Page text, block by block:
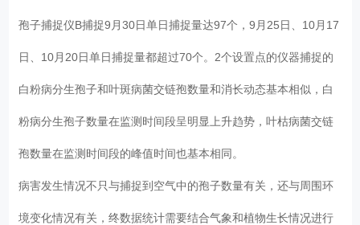
孢子捕捉仪B捕捉9月30日单日捕捉量达97个，9月25日、10月17
日、10月20日单日捕捉量都超过70个。2个设置点的仪器捕捉的
白粉病分生孢子和叶斑病菌交链孢数量和消长动态基本相似，白
粉病分生孢子数量在监测时间段呈明显上升趋势，叶枯病菌交链
孢数量在监测时间段的峰值时间也基本相同。
病害发生情况不只与捕捉到空气中的孢子数量有关，还与周围环
境变化情况有关，终数据统计需要结合气象和植物生长情况进行